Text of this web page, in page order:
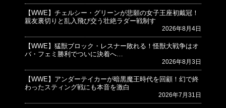
【WWE】チェルシー・グリーンが悲願の女子王座初戴冠！
親友裏切りと乱入飛び交う壮絶ラダー戦制す
2026年8月4日
【WWE】猛獣ブロック・レスナー敗れる！怪獣大戦争はオ
バ・フェミ勝利でついに決着へ…
2026年8月3日
【WWE】アンダーテイカーが暗黒魔王時代を回顧！幻で終
わったスティング戦にも本音を激白
2026年7月31日